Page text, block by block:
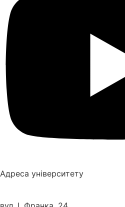
Адреса університету